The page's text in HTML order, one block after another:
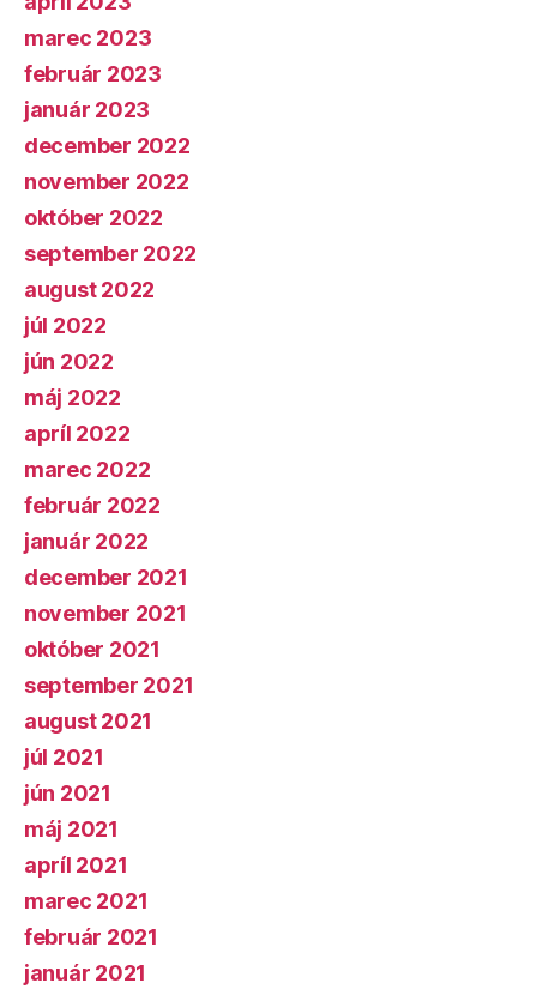
marec 2023
február 2023
január 2023
december 2022
november 2022
október 2022
september 2022
august 2022
júl 2022
jún 2022
máj 2022
apríl 2022
marec 2022
február 2022
január 2022
december 2021
november 2021
október 2021
september 2021
august 2021
júl 2021
jún 2021
máj 2021
apríl 2021
marec 2021
február 2021
január 2021